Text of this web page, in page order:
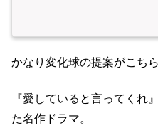
かなり変化球の提案がこち
『愛していると言ってくれ
た名作ドラマ。